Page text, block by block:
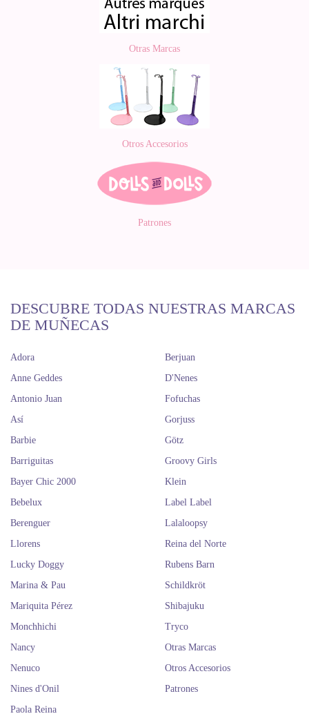
Otras Marcas
Otros Accesorios
Patrones
DESCUBRE TODAS NUESTRAS MARCAS
DE MUÑECAS
Adora
Anne Geddes
Antonio Juan
Así
Barbie
Barriguitas
Bayer Chic 2000
Bebelux
Berenguer
Berjuan
D'Nenes
Fofuchas
Gorjuss
Götz
Groovy Girls
Klein
Label Label
Lalaloopsy
Llorens
Lucky Doggy
Marina & Pau
Mariquita Pérez
Monchhichi
Nancy
Nenuco
Nines d'Onil
Paola Reina
Reina del Norte
Rubens Barn
Schildkröt
Shibajuku
Tryco
Otras Marcas
Otros Accesorios
Patrones